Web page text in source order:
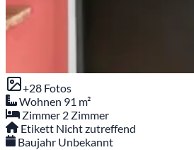
+28 Fotos
Wohnen 91 m²
Zimmer 2 Zimmer
Etikett Nicht zutreffend
Baujahr Unbekannt